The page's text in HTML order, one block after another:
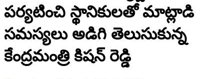
పర్యటించి స్థానికులతో మాట్లాడి
సమస్యలు అడిగి తెలుసుకున్న
కేంద్రమంత్రి కిషన్ రెడ్డి